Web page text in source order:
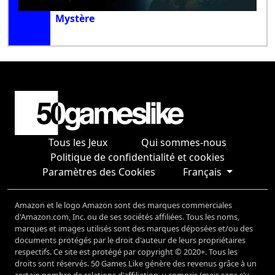
Mystère
Tous les Jeux
Qui sommes-nous
Politique de confidentialité et cookies
Paramètres des Cookies
Français
Amazon et le logo Amazon sont des marques commerciales
d'Amazon.com, Inc. ou de ses sociétés affiliées. Tous les noms,
marques et images utilisés sont des marques déposées et/ou des
documents protégés par le droit d'auteur de leurs propriétaires
respectifs. Ce site est protégé par copyright © 2020+. Tous les
droits sont réservés. 50 Games Like génère des revenus grâce à un